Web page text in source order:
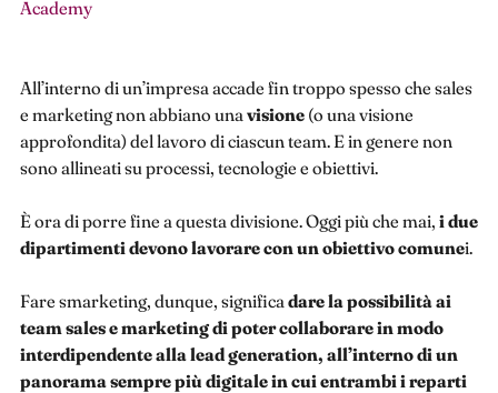
Academy
All’interno di un’impresa accade fin troppo spesso che sales
e marketing non abbiano una visione (o una visione
approfondita) del lavoro di ciascun team. E in genere non
sono allineati su processi, tecnologie e obiettivi.
È ora di porre fine a questa divisione. Oggi più che mai, i due
dipartimenti devono lavorare con un obiettivo comunei.
Fare smarketing, dunque, significa dare la possibilità ai
team sales e marketing di poter collaborare in modo
interdipendente alla lead generation, all’interno di un
panorama sempre più digitale in cui entrambi i reparti